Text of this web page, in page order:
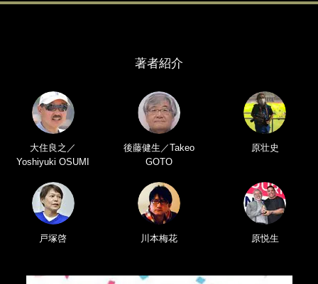
著者紹介
大住良之／
Yoshiyuki OSUMI
後藤健生／Takeo
GOTO
原壮史
戸塚啓 川本梅花 原悦生